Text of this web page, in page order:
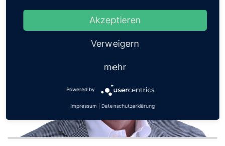
Akzeptieren
Verweigern
mehr
Powered by
Impressum Datenschutzerklärung